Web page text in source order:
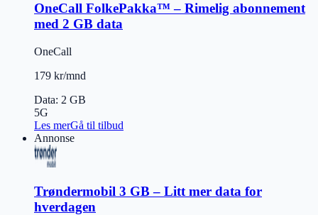
OneCall FolkePakka™ – Rimelig abonnement
med 2 GB data
OneCall
179 kr/mnd
Data: 2 GB
5G
Les merGå til tilbud
Annonse
Trøndermobil 3 GB – Litt mer data for
hverdagen